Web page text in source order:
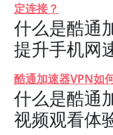
定连接？
什么是酷通
提升手机网
酷通加速器VPN如
什么是酷通
视频观看体